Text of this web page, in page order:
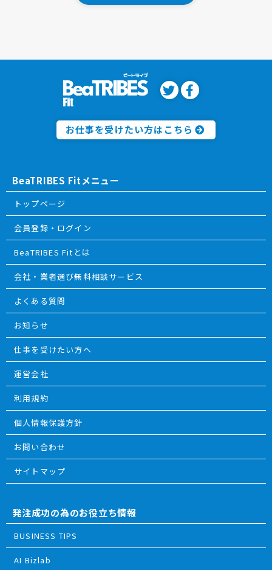
お仕事を受けたい方はこちら
BeaTRIBES Fitメニュー
トップページ
会員登録・ログイン
BeaTRIBES Fitとは
会社・業者選び無料相談サービス
よくある質問
お知らせ
仕事を受けたい方へ
運営会社
利用規約
個人情報保護方針
お問い合わせ
サイトマップ
発注成功の為のお役立ち情報
BUSINESS TIPS
AI Bizlab